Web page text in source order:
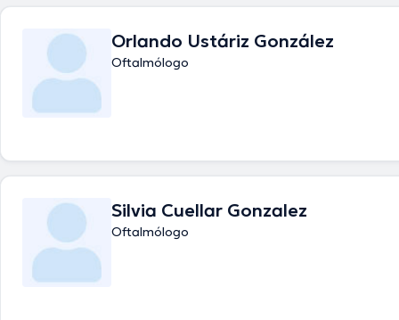
Orlando Ustáriz González
Oftalmólogo
Silvia Cuellar Gonzalez
Oftalmólogo